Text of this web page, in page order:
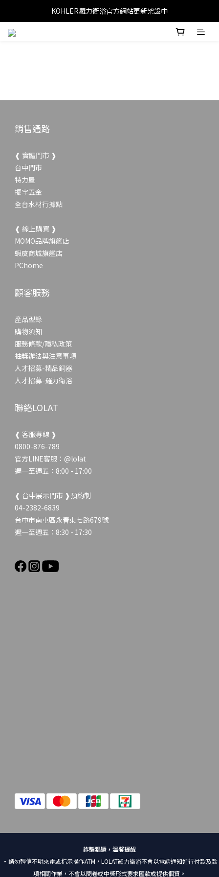
KOHLER羅力衛浴官方網站更新架設中
銷售通路
❰ 實體門市 ❱
台中門市
特力屋
振宇五金
全台水材行據點
❰ 線上購買 ❱
MOMO品牌旗艦店
蝦皮商城旗艦店
PChome
顧客服務
產品型錄
購物須知
服務條款/隱私政策
抽獎辦法與注意事項
人才招募-精品銅器
人才招募-羅力衛浴
聯絡LOLAT
❰ 客服專線 ❱
0800-876-789
官方LINE客服： @lolat
週一至週五：8:00 - 17:00
❰ 台中展示門市 ❱預約制
04-2382-6839
台中市南屯區永春東七路679號
週一至週五：8:30 - 17:30
詐騙猖獗，溫馨提醒
•請勿輕信不明來電或指示操作ATM，LOLAT羅力衛浴不會以電話通知進行付款及款
項相關作業，不會以問卷或中獎形式要求匯款或提供個資。